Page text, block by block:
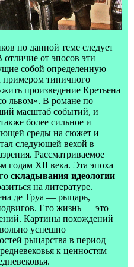
по данной теме следует
от эпосов эти
собой определенную
типичного
произведение Кретьена
львом». В романе по
масштаб событий, и
более сильное и
среды на сюжет и
следующей вехой в
Рассматриваемое
годам XII века. Эта эпоха
складывания идеологии
на литературе.
де Труа — рыцарь,
Его жизнь — это
Картины похождений
успешно
рыцарства в период
к ценностям